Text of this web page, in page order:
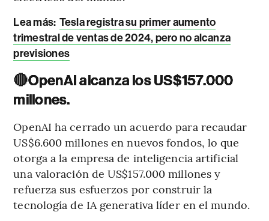
Lea más: Tesla registra su primer aumento
trimestral de ventas de 2024, pero no alcanza
previsiones
🔴OpenAI alcanza los US$157.000
millones.
OpenAI ha cerrado un acuerdo para recaudar
US$6.600 millones en nuevos fondos, lo que
otorga a la empresa de inteligencia artificial
una valoración de US$157.000 millones y
refuerza sus esfuerzos por construir la
tecnología de IA generativa líder en el mundo.